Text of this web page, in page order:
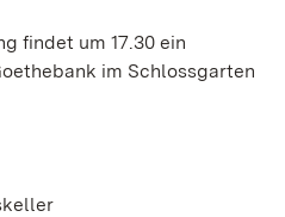
findet um 17.30 ein
im Schlossgarten